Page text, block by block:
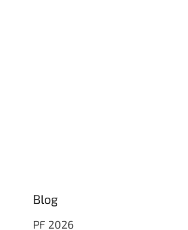
Blog
PF 2026